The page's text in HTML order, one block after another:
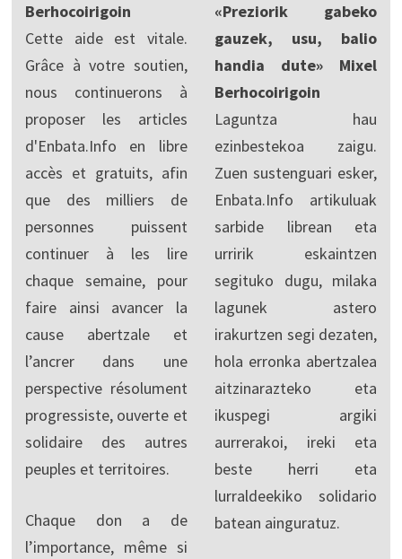
Berhocoirigoin
Cette aide est vitale.
Grâce à votre soutien,
nous continuerons à
proposer les articles
d'Enbata.Info en libre
accès et gratuits, afin
que des milliers de
personnes puissent
continuer à les lire
chaque semaine, pour
faire ainsi avancer la
cause abertzale et
l’ancrer dans une
perspective résolument
progressiste, ouverte et
solidaire des autres
peuples et territoires.
Chaque don a de
l’importance, même si
«Preziorik gabeko
gauzek, usu, balio
handia dute» Mixel
Berhocoirigoin
Laguntza hau
ezinbestekoa zaigu.
Zuen sustenguari esker,
Enbata.Info artikuluak
sarbide librean eta
urririk eskaintzen
segituko dugu, milaka
lagunek astero
irakurtzen segi dezaten,
hola erronka abertzalea
aitzinarazteko eta
ikuspegi argiki
aurrerakoi, ireki eta
beste herri eta
lurraldeekiko solidario
batean ainguratuz.